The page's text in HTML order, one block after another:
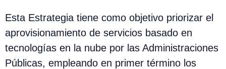
Esta Estrategia tiene como objetivo priorizar el
aprovisionamiento de servicios basado en
tecnologías en la nube por las Administraciones
Públicas, empleando en primer término los